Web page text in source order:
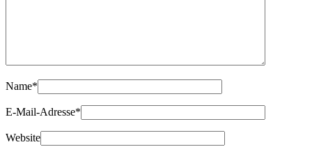
Name*
E-Mail-Adresse*
Website